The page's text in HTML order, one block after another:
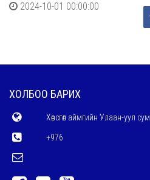
2024-10-01 00:00:00
ХОЛБОО БАРИХ
Хөвсгөл аймгийн Улаан-уул сум
+976